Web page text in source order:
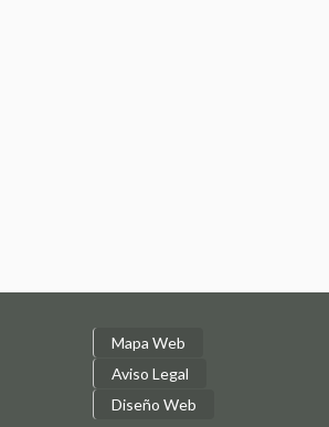
Mapa Web
Aviso Legal
Diseño Web